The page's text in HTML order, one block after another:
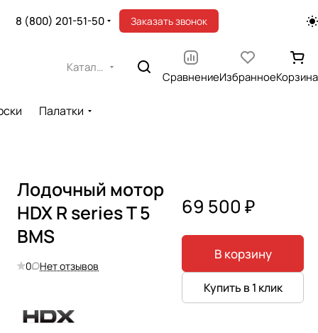
8 (800) 201-51-50 Заказать звонок
Каталог
СравнениеИзбранноеКорзина
Палатки
Лодочный мотор
HDX R series T 5
BMS
0 Нет отзывов
69 500 ₽
В корзину
Купить в 1 клик